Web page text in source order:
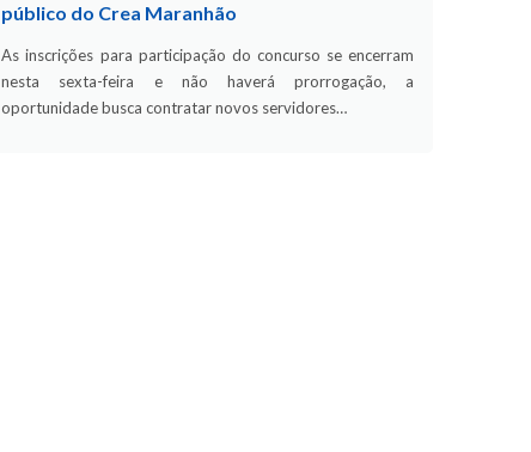
público do Crea Maranhão
As inscrições para participação do concurso se encerram
nesta sexta-feira e não haverá prorrogação, a
oportunidade busca contratar novos servidores…